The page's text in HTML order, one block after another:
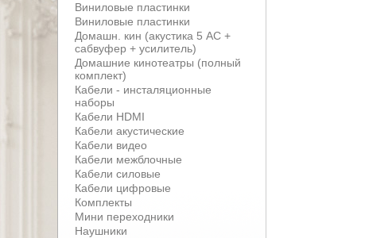
Виниловые пластинки
Виниловые пластинки
Домашн. кин (акустика 5 АС +
сабвуфер + усилитель)
Домашние кинотеатры (полный
комплект)
Кабели - инсталяционные
наборы
Кабели HDMI
Кабели акустические
Кабели видео
Кабели межблочные
Кабели силовые
Кабели цифровые
Комплекты
Мини переходники
Наушники